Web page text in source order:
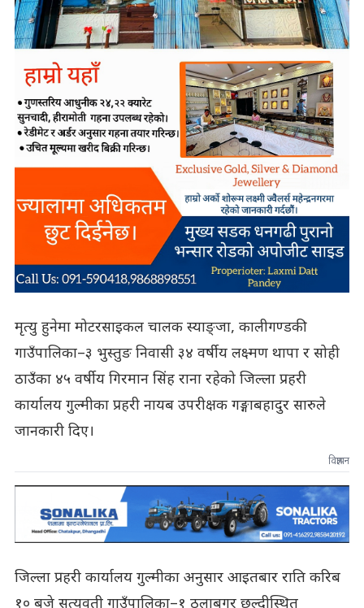
मृत्यु हुनेमा मोटरसाइकल चालक स्याङ्जा, कालीगण्डकी
गाउँपालिका–३ भुस्तुङ निवासी ३४ वर्षीय लक्ष्मण थापा र सोही
ठाउँका ४५ वर्षीय गिरमान सिंह राना रहेको जिल्ला प्रहरी
कार्यालय गुल्मीका प्रहरी नायब उपरीक्षक गङ्गाबहादुर सारुले
जानकारी दिए।
विज्ञापन
जिल्ला प्रहरी कार्यालय गुल्मीका अनुसार आइतबार राति करिब
१० बजे सत्यवती गाउँपालिका–१ ठूलाबगर छल्दीस्थित